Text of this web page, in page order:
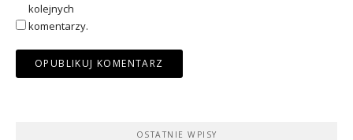
kolejnych
komentarzy.
OSTATNIE WPISY